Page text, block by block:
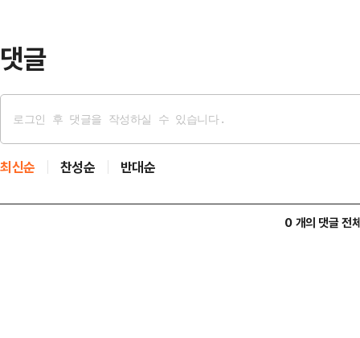
댓글
최신순 찬성순 반대순
0 개의 댓글 전